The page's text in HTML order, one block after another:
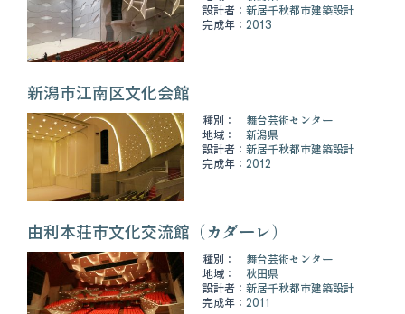
設計者： 新居千秋都市建築設計
完成年： 2013
新潟市江南区文化会館
種別：
舞台芸術センター
地域：
新潟県
設計者： 新居千秋都市建築設計
完成年： 2012
由利本荘市文化交流館（カダーレ）
種別：
舞台芸術センター
地域：
秋田県
設計者： 新居千秋都市建築設計
完成年： 2011